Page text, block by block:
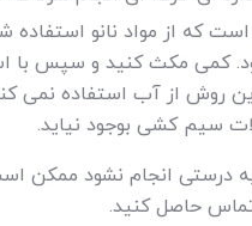
که از مواد نانو استفاده
کمی مکث کنید و سپس با
روش از آب استفاده نمی
سیم کشی بوجود نیاید.
درستی انجام نشود ممکن
حاصل کنید.